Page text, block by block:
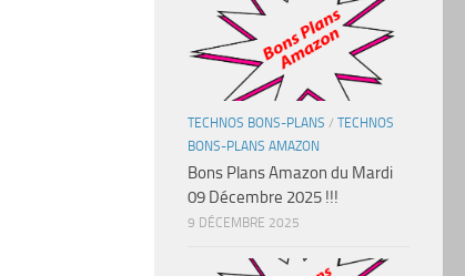
TECHNOS BONS-PLANS / TECHNOS
BONS-PLANS AMAZON
Bons Plans Amazon du Mardi
09 Décembre 2025 !!!
9 DÉCEMBRE 2025